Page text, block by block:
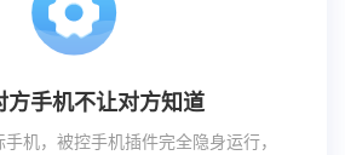
方手机不让对方知道
机，被控手机插件完全隐身运行，